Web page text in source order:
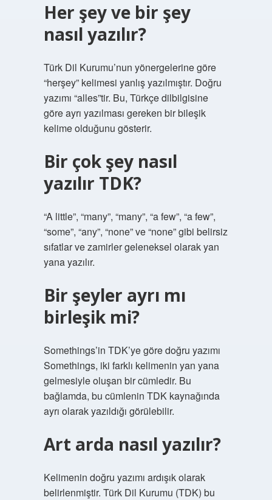
Her şey ve bir şey
nasıl yazılır?
Türk Dil Kurumu’nun yönergelerine göre
“herşey” kelimesi yanlış yazılmıştır. Doğru
yazımı “alles”tir. Bu, Türkçe dilbilgisine
göre ayrı yazılması gereken bir bileşik
kelime olduğunu gösterir.
Bir çok şey nasıl
yazılır TDK?
“A little”, “many”, “many”, “a few”, “a few”,
“some”, “any”, “none” ve “none” gibi belirsiz
sıfatlar ve zamirler geleneksel olarak yan
yana yazılır.
Bir şeyler ayrı mı
birleşik mi?
Somethings’in TDK’ye göre doğru yazımı
Somethings, iki farklı kelimenin yan yana
gelmesiyle oluşan bir cümledir. Bu
bağlamda, bu cümlenin TDK kaynağında
ayrı olarak yazıldığı görülebilir.
Art arda nasıl yazılır?
Kelimenin doğru yazımı ardışık olarak
belirlenmiştir. Türk Dil Kurumu (TDK) bu